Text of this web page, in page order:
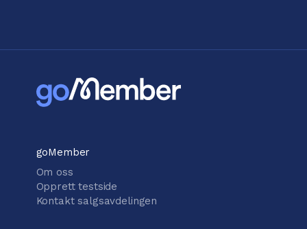
goMember
Om oss
Opprett testside
Kontakt salgsavdelingen